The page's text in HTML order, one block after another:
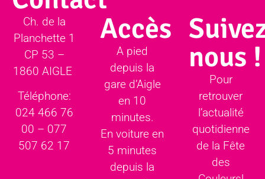
Ch. de la
Planchette 1
CP 53 –
1860 AIGLE
Téléphone:
024 466 76
00 – 077
507 62 17
Accès
A pied
depuis la
gare d’Aigle
en 10
minutes.
En voiture en
5 minutes
depuis la
nous !
Pour
retrouver
l’actualité
quotidienne
de la Fête
des